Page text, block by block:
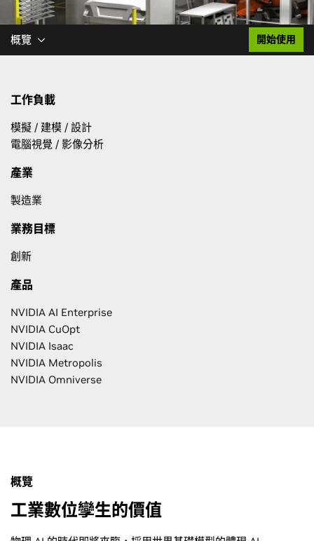
概覽 開始使用
工作負載
模擬 / 建模 / 設計
電腦視覺 / 影像分析
產業
製造業
業務目標
創新
產品
NVIDIA AI Enterprise
NVIDIA CuOpt
NVIDIA Isaac
NVIDIA Metropolis
NVIDIA Omniverse
概覽
工業數位孿生的價值